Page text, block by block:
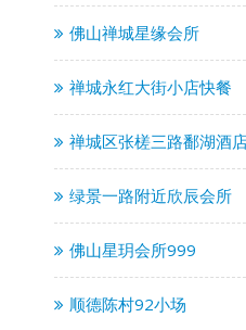
佛山禅城星缘会所
禅城永红大街小店快餐
禅城区张槎三路鄱湖酒
绿景一路附近欣辰会所
佛山星玥会所999
顺德陈村92小场